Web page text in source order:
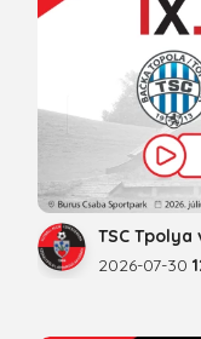
TSC Tpolya
2026-07-30